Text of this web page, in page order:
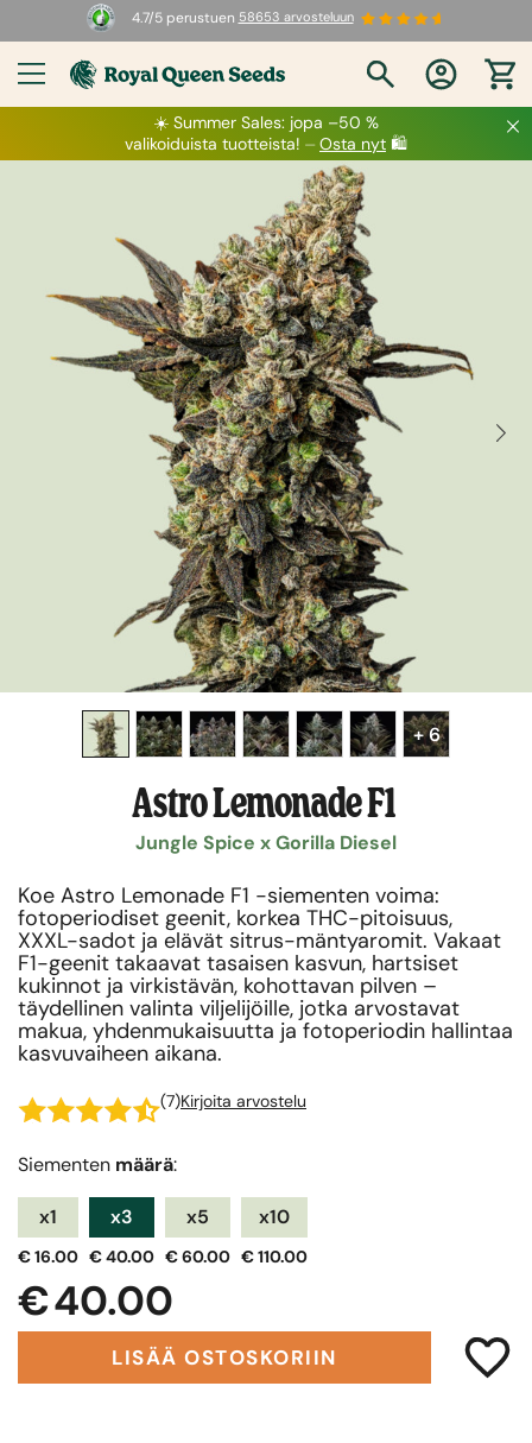
4.7/5 perustuen 58653 arvosteluun
☀️ Summer Sales: jopa –50 %
valikoiduista tuotteista! ⏤Osta nyt 🛍️
+ 6
Astro Lemonade F1
Jungle Spice x Gorilla Diesel
Koe Astro Lemonade F1 -siementen voima:
fotoperiodiset geenit, korkea THC-pitoisuus,
XXXL-sadot ja elävät sitrus-mäntyaromit. Vakaat
F1-geenit takaavat tasaisen kasvun, hartsiset
kukinnot ja virkistävän, kohottavan pilven –
täydellinen valinta viljelijöille, jotka arvostavat
makua, yhdenmukaisuutta ja fotoperiodin hallintaa
kasvuvaiheen aikana.
(7)Kirjoita arvostelu
Siementen määrä:
x1
€ 16.00
x3
€ 40.00
x5
€ 60.00
x10
€ 110.00
€ 40.00
LISÄÄ OSTOSKORIIN